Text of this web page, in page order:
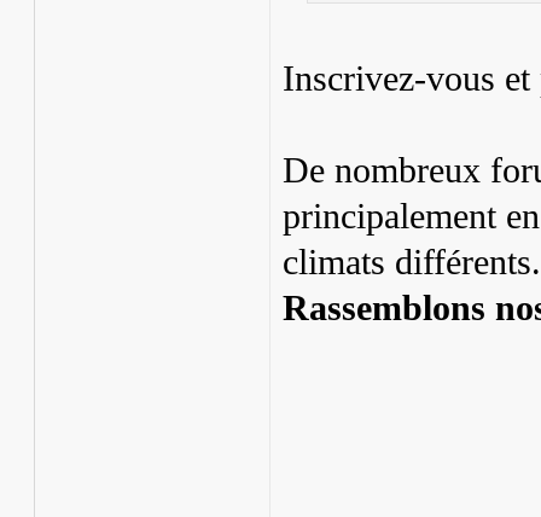
Inscrivez-vous et
De nombreux
principalement
climats
Rassemblons